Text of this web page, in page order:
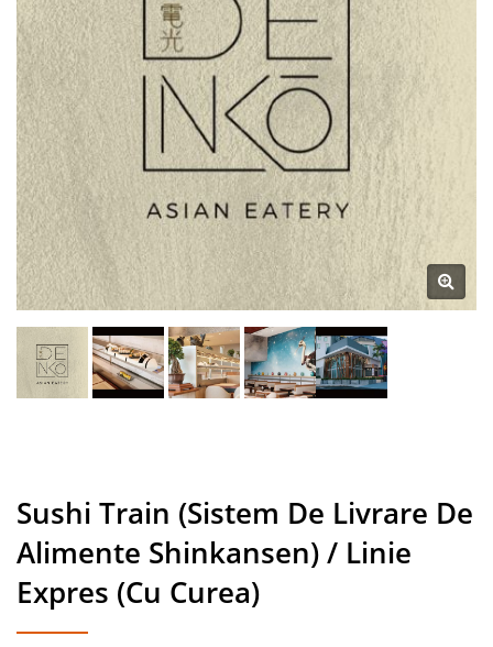
Restaurant & Masa De
Sufragerie Producator De
Benzi Transportoare Pentru
Sushi | Hong Chiang
Sushi Train (Sistem De Livrare De
Alimente Shinkansen) / Linie
Expres (cu Curea)